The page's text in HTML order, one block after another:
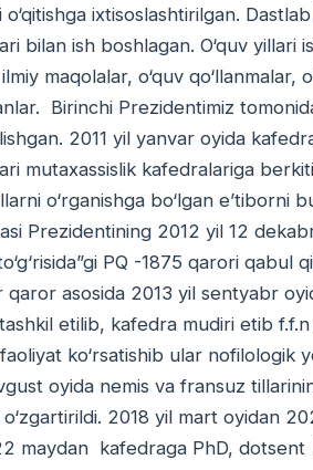
o‘qitishga ixtisoslashtirilgan.
bilan ish boshlagan. O‘quv
maqolalar, o‘quv
Birinchi Prezidentimiz
2011 yil yanvar oyida
mutaxassislik kafedralariga
o‘rganishga bo‘lgan e’tiborni
Prezidentining 2012 yil 12
PQ -1875 qarori qabul
asosida 2013 yil sentyabr
etilib, kafedra mudiri etib
ko‘rsatishib ular nofilologik
oyida nemis va fransuz
2018 yil mart oyidan
maydan kafedraga PhD,